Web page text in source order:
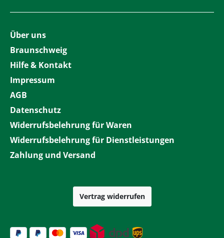
Über uns
Braunschweig
Hilfe & Kontakt
Impressum
AGB
Datenschutz
Widerrufsbelehrung für Waren
Widerrufsbelehrung für Dienstleistungen
Zahlung und Versand
Vertrag widerrufen